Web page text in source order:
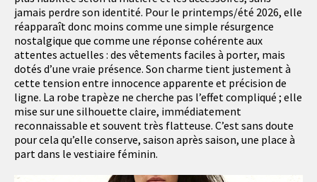
jamais perdre son identité. Pour le printemps/été 2026, elle
réapparaît donc moins comme une simple résurgence
nostalgique que comme une réponse cohérente aux
attentes actuelles : des vêtements faciles à porter, mais
dotés d’une vraie présence. Son charme tient justement à
cette tension entre innocence apparente et précision de
ligne. La robe trapèze ne cherche pas l’effet compliqué ; elle
mise sur une silhouette claire, immédiatement
reconnaissable et souvent très flatteuse. C’est sans doute
pour cela qu’elle conserve, saison après saison, une place à
part dans le vestiaire féminin.